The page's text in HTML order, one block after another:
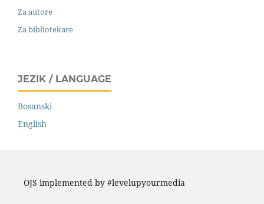
Za autore
Za bibliotekare
JEZIK / LANGUAGE
Bosanski
English
OJS implemented by #levelupyourmedia